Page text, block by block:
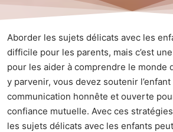
Aborder les sujets délicats avec les
difficile pour les parents, mais c’est
pour les aider à comprendre le monde
y parvenir, vous devez soutenir
communication honnête et ouverte
confiance mutuelle. Avec ces
les sujets délicats avec les enfants